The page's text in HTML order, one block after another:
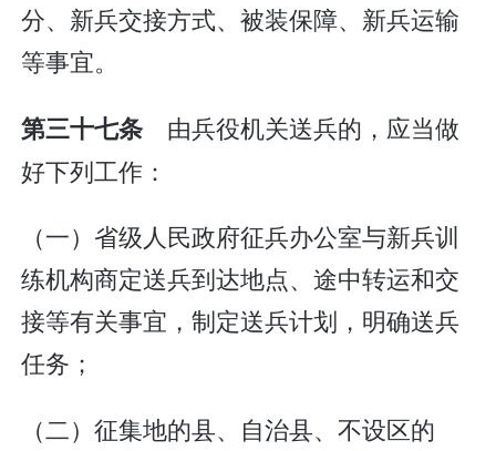
分、新兵交接方式、被装保障、新兵运输
等事宜。
第三十七条 由兵役机关送兵的，应当做
好下列工作：
（一）省级人民政府征兵办公室与新兵训
练机构商定送兵到达地点、途中转运和交
接等有关事宜，制定送兵计划，明确送兵
任务；
（二）征集地的县、自治县、不设区的